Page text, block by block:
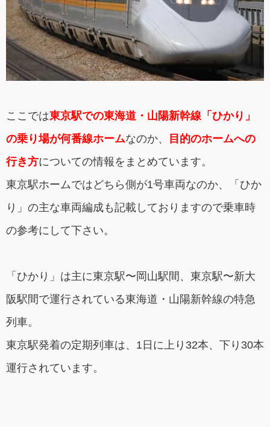
ここでは東京駅での東海道・山陽新幹線「ひかり」
の乗り場が何番線ホームなのか、
目的のホームへの
行き方についての情報をまとめています。
東京駅ホームではどちら側が1号車両なのか、「ひか
り」の主な車両編成も記載しておりますので乗車時
の参考にして下さい。
「ひかり」は主に東京駅〜岡山駅間、東京駅〜新大
阪駅間で運行されている東海道・山陽新幹線の特急
列車。
東京駅発着の定期列車は、1日に上り32本、下り30本
運行されています。